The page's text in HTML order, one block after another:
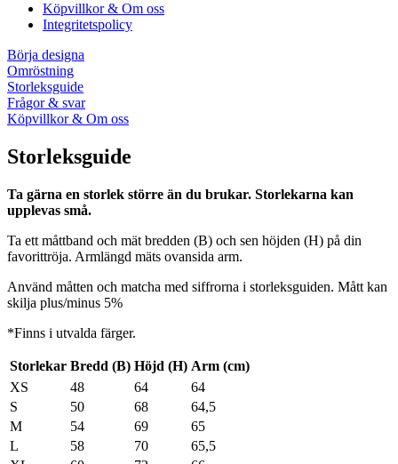
Köpvillkor & Om oss
Integritetspolicy
Börja designa
Omröstning
Storleksguide
Frågor & svar
Köpvillkor & Om oss
Storleksguide
Ta gärna en storlek större än du brukar. Storlekarna kan
upplevas små.
Ta ett måttband och mät bredden (B) och sen höjden (H) på din
favorittröja. Armlängd mäts ovansida arm.
Använd måtten och matcha med siffrorna i storleksguiden. Mått kan
skilja plus/minus 5%
*Finns i utvalda färger.
Storlekar Bredd (B) Höjd (H) Arm (cm)
XS
48 64
64
S
50 68
64,5
M
54 69
65
L
58 70
65,5